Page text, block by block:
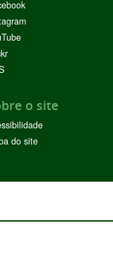
o site
do site